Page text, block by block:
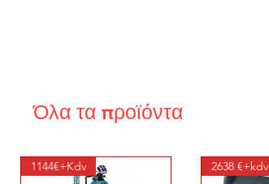
Όλα τα προϊόντα
1144€+Kdv 2638 €+kdv